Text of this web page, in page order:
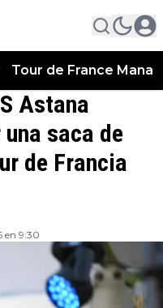
Tour de France
Astana
saca de
de Francia
en 9:30